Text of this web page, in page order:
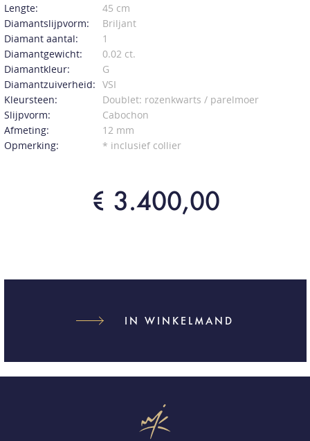
Lengte:
45 cm
Diamantslijpvorm:
Briljant
Diamant aantal:
1
Diamantgewicht:
0.02 ct.
Diamantkleur:
G
Diamantzuiverheid: VSI
Kleursteen:
Doublet: rozenkwarts / parelmoer
Slijpvorm:
Cabochon
Afmeting:
12 mm
Opmerking:
* inclusief collier
€ 3.400,00
IN WINKELMAND